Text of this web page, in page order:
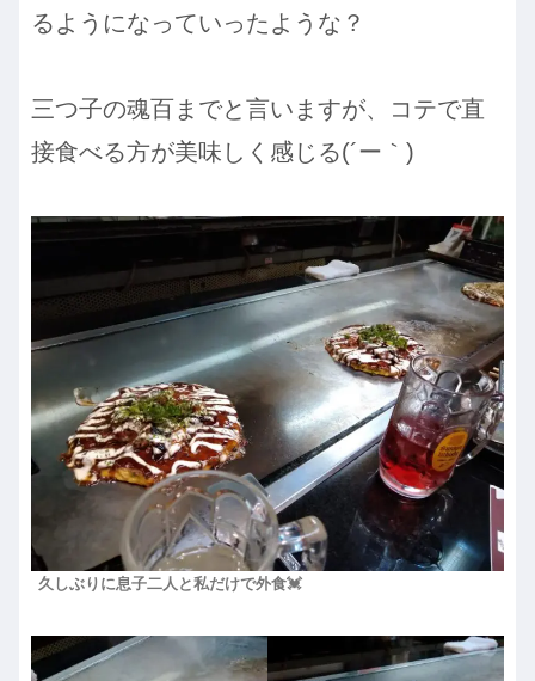
るようになっていったような？
三つ子の魂百までと言いますが、コテで直
接食べる方が美味しく感じる(´ー｀)
久しぶりに息子二人と私だけで外食💓